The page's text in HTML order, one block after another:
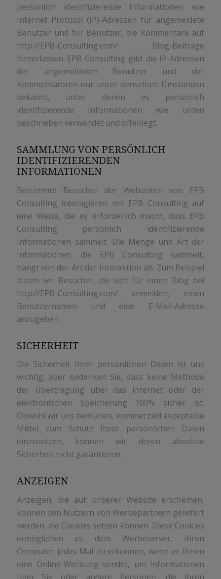
persönlich identifizierende Informationen wie
Internet Protocol (IP)-Adressen für angemeldete
Benutzer und für Benutzer, die Kommentare auf
http://EPB-Consulting.com/ Blog-Beiträge
hinterlassen. EPB Consulting gibt die IP-Adressen
der angemeldeten Benutzer und der
Kommentatoren nur unter denselben Umständen
bekannt, unter denen es persönlich
identifizierende Informationen wie unten
beschrieben verwendet und offenlegt.
SAMMLUNG VON PERSÖNLICH
IDENTIFIZIERENDEN
INFORMATIONEN
Bestimmte Besucher der Webseiten von EPB
Consulting interagieren mit EPB Consulting auf
eine Weise, die es erforderlich macht, dass EPB
Consulting persönlich identifizierende
Informationen sammelt. Die Menge und Art der
Informationen, die EPB Consulting sammelt,
hängt von der Art der Interaktion ab. Zum Beispiel
bitten wir Besucher, die sich für einen Blog bei
http://EPB-Consulting.com/ anmelden, einen
Benutzernamen und eine E-Mail-Adresse
anzugeben.
SICHERHEIT
Die Sicherheit Ihrer persönlichen Daten ist uns
wichtig, aber bedenken Sie, dass keine Methode
der Übertragung über das Internet oder der
elektronischen Speicherung 100% sicher ist.
Obwohl wir uns bemühen, kommerziell akzeptable
Mittel zum Schutz Ihrer persönlichen Daten
einzusetzen, können wir deren absolute
Sicherheit nicht garantieren.
ANZEIGEN
Anzeigen, die auf unserer Website erscheinen,
können den Nutzern von Werbepartnern geliefert
werden, die Cookies setzen können. Diese Cookies
ermöglichen es dem Werbeserver, Ihren
Computer jedes Mal zu erkennen, wenn er Ihnen
eine Online-Werbung sendet, um Informationen